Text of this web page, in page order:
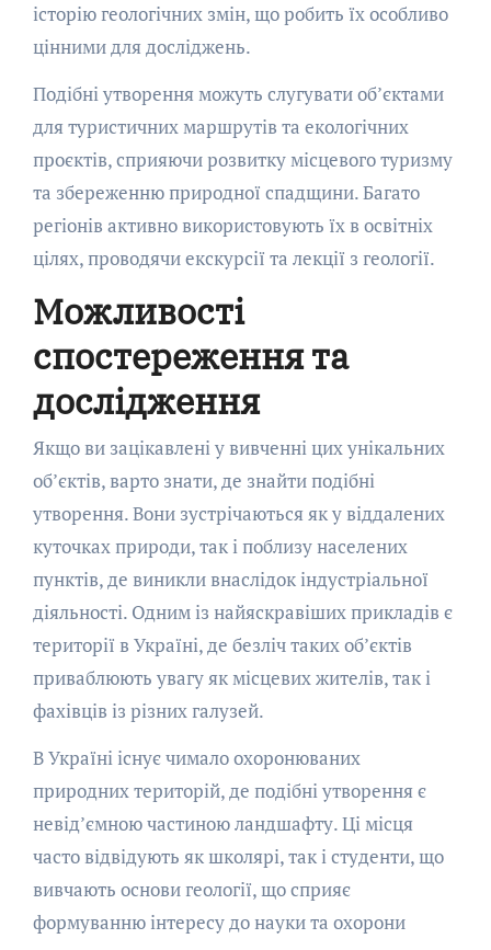
історію геологічних змін, що робить їх особливо
цінними для досліджень.
Подібні утворення можуть слугувати об’єктами
для туристичних маршрутів та екологічних
проєктів, сприяючи розвитку місцевого туризму
та збереженню природної спадщини. Багато
регіонів активно використовують їх в освітніх
цілях, проводячи екскурсії та лекції з геології.
Можливості
спостереження та
дослідження
Якщо ви зацікавлені у вивченні цих унікальних
об’єктів, варто знати, де знайти подібні
утворення. Вони зустрічаються як у віддалених
куточках природи, так і поблизу населених
пунктів, де виникли внаслідок індустріальної
діяльності. Одним із найяскравіших прикладів є
території в Україні, де безліч таких об’єктів
приваблюють увагу як місцевих жителів, так і
фахівців із різних галузей.
В Україні існує чимало охоронюваних
природних територій, де подібні утворення є
невід’ємною частиною ландшафту. Ці місця
часто відвідують як школярі, так і студенти, що
вивчають основи геології, що сприяє
формуванню інтересу до науки та охорони